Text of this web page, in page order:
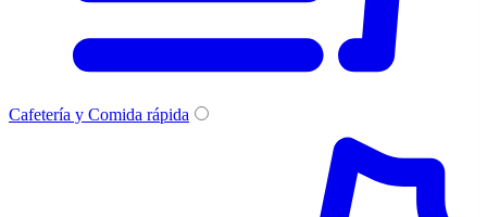
Cafetería y Comida rápida